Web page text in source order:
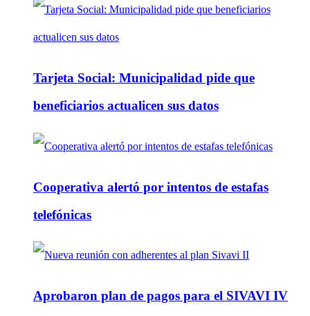
Tarjeta Social: Municipalidad pide que
beneficiarios actualicen sus datos
Cooperativa alertó por intentos de estafas
telefónicas
Aprobaron plan de pagos para el SIVAVI IV